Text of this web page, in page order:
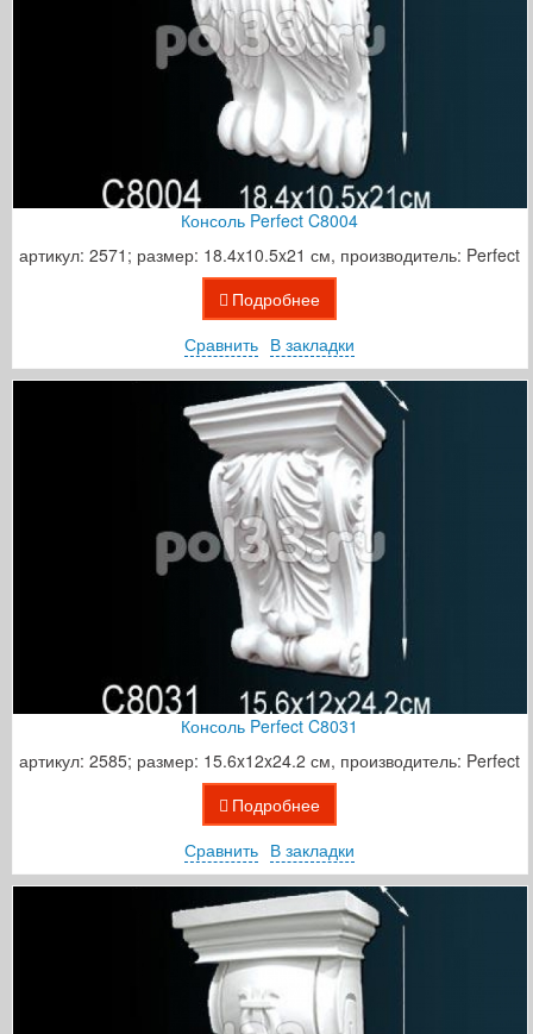
Консоль Perfect C8004
артикул: 2571; размер: 18.4x10.5x21 см, производитель: Perfect
Подробнее
Сравнить В закладки
Консоль Perfect C8031
артикул: 2585; размер: 15.6x12x24.2 см, производитель: Perfect
Подробнее
Сравнить В закладки